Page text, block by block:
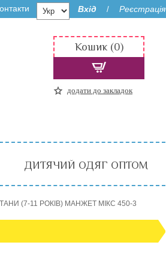
Вхід / Реєстрація
Кошик (0)
додати до закладок
ДИТЯЧИЙ ОДЯГ ОПТОМ
(7-11 РОКІВ) МАНЖЕТ МІКС 450-3